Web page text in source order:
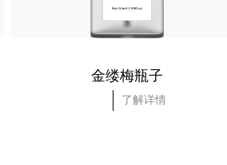
金缕梅瓶子
了解详情